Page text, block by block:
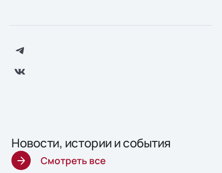
Новости, истории и события
Смотреть все